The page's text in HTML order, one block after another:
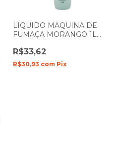
LIQUIDO MAQUINA DE
FUMAÇA MORANGO 1L
R$33,62
R$30,93 com Pix